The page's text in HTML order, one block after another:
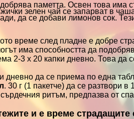
паметта. Освен това има
зелен чай се запарват в
да се добави лимонов сок.
време след пладне е добре
има способността да
2-3 х 20 капки дневно. Това да
дневно да се приема по една
. 30 г (1 пакетче) да се разтвори
ритъм, предпазва от
и е време